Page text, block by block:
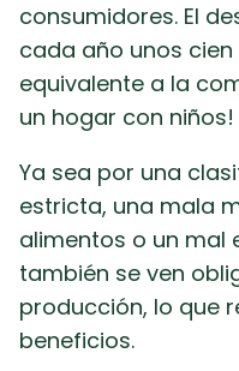
consumidores. El
cada año unos cien
equivalente a la
un hogar con niños!
Ya sea por una
estricta, una mala
alimentos o un mal
también se ven
producción, lo que
beneficios.